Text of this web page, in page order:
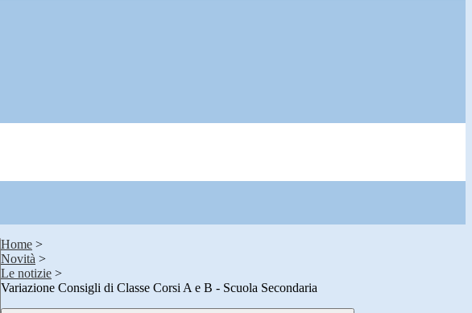
Home >
Novità >
Le notizie >
Variazione Consigli di Classe Corsi A e B - Scuola Secondaria